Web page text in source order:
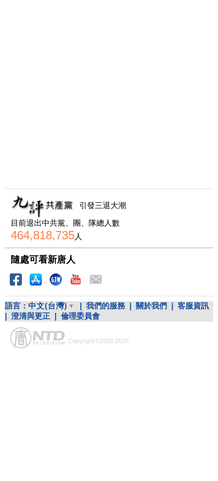
引發三退大潮
目前退出中共黨、團、隊總人數
464,818,735人
隨處可看新唐人
語言： 中文(台灣) 我們的服務 關於我們
客服資訊
澄清與更正 倫理委員會
Copyright ©2002-2026